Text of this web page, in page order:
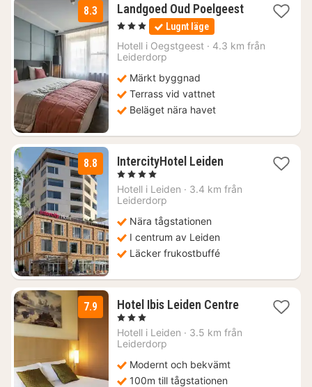
8.3 Landgoed Oud Poelgeest1
1339
, 3 Stjärnor Lugnt läge
Hotell i Oegstgeest · 4.3 km från
Leiderdorp
Märkt byggnad
Terrass vid vattnet
Beläget nära havet
8.8 IntercityHotel Leiden1
från
, 4 Stjärnor
Hotell i Leiden · 3.4 km från
Leiderdorp
Nära tågstationen
I centrum av Leiden
Läcker frukostbuffé
7.9 Hotel Ibis Leiden Centre1
från
, 3 Stjärnor
Hotell i Leiden · 3.5 km från
Leiderdorp
Modernt och bekvämt
100m till tågstationen